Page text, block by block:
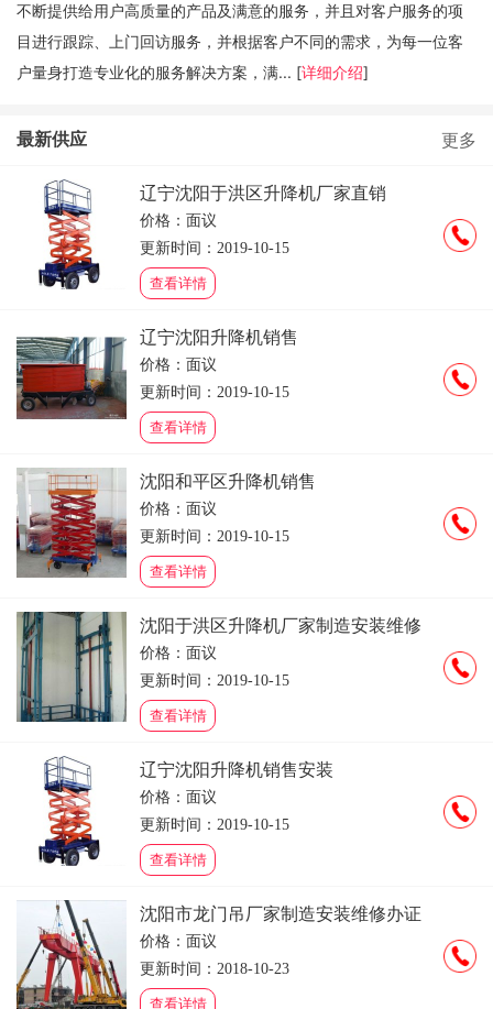
不断提供给用户高质量的产品及满意的服务，并且对客户服务的项
目进行跟踪、上门回访服务，并根据客户不同的需求，为每一位客
户量身打造专业化的服务解决方案，满... [详细介绍]
最新供应 更多
辽宁沈阳于洪区升降机厂家直销
价格：面议
更新时间：2019-10-15
查看详情
辽宁沈阳升降机销售
价格：面议
更新时间：2019-10-15
查看详情
沈阳和平区升降机销售
价格：面议
更新时间：2019-10-15
查看详情
沈阳于洪区升降机厂家制造安装维修
价格：面议
更新时间：2019-10-15
查看详情
辽宁沈阳升降机销售安装
价格：面议
更新时间：2019-10-15
查看详情
沈阳市龙门吊厂家制造安装维修办证
价格：面议
更新时间：2018-10-23
查看详情